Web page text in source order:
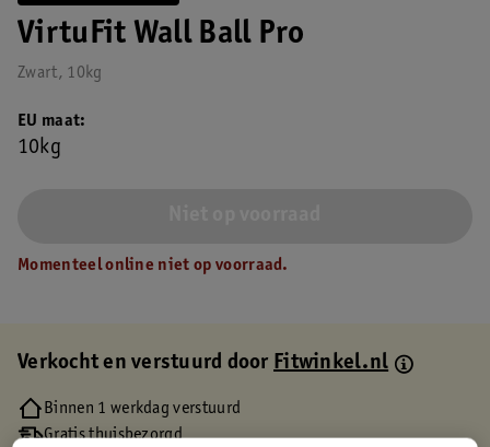
VirtuFit Wall Ball Pro
Zwart, 10kg
EU maat
10kg
Momenteel online niet op voorraad.
Verkocht en verstuurd doorFitwinkel.nl
Binnen 1 werkdag verstuurd
Gratis thuisbezorgd